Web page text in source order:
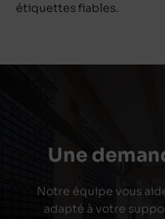
étiquettes fiables.
Une
Notre équipe vous
adapté à votre